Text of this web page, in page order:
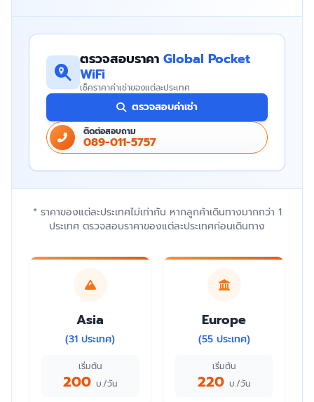
ตรวจสอบราคา Global Pocket
WiFi
เช็คราคาค่าเช่าของแต่ละประเทศ
ตรวจสอบค่าเช่า
ติดต่อสอบถาม
089-011-5757
* ราคาของแต่ละประเทศไม่เท่ากัน หากลูกค้าเดินทางมากกว่า 1
ประเทศ ตรวจสอบราคาของแต่ละประเทศก่อนเดินทาง
Asia
(31 ประเทศ)
เริ่มต้น
200 บ./วัน
Europe
(55 ประเทศ)
เริ่มต้น
220 บ./วัน